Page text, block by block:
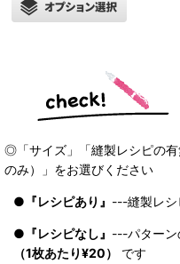
◎「サイズ」「縫製レシピの
のみ）」をお選びください
● 『レシピあり』 ---縫製レシ
● 『レシピなし』 ---パターン
（1枚あたり¥20）
です